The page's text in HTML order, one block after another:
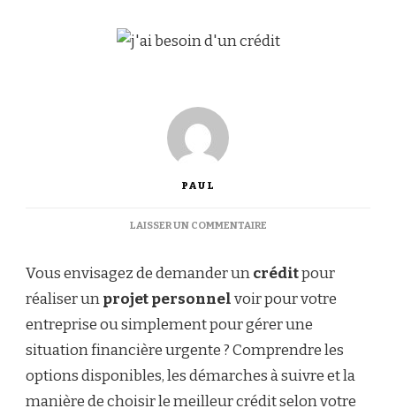
PAUL
LAISSER UN COMMENTAIRESUR
POUR
QUI
DISENT
“J’AI
BESOIN
CRÉDIT”
Vous envisagez de demander uncréditpour
réaliser unprojet personnelvoir pour votre
entreprise ou simplement pour gérer une
situation financière urgente ? Comprendre les
options disponibles, les démarches à suivre et la
manière de choisir le meilleur crédit selon votre